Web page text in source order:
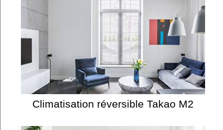
Climatisation réversible Takao M2